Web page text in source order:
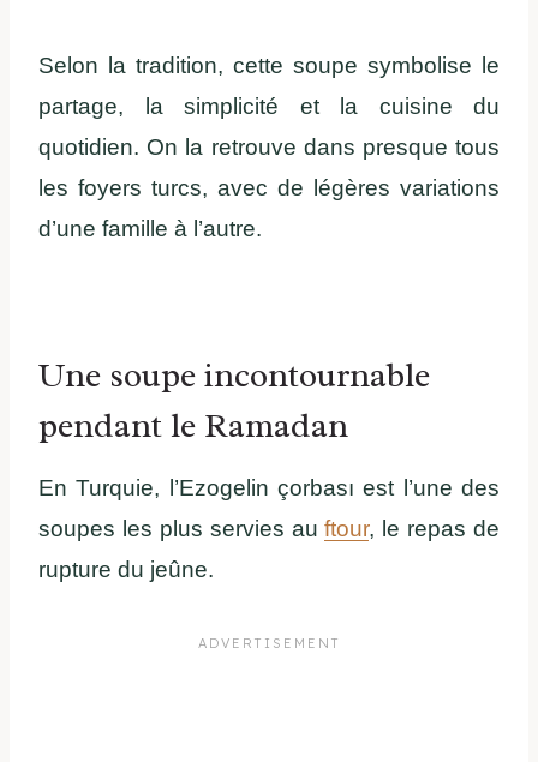
Selon la tradition, cette soupe symbolise le
partage, la simplicité et la cuisine du
quotidien. On la retrouve dans presque tous
les foyers turcs, avec de légères variations
d’une famille à l’autre.
Une soupe incontournable
pendant le Ramadan
En Turquie, l’Ezogelin çorbası est l’une des
soupes les plus servies auftour, le repas de
rupture du jeûne.